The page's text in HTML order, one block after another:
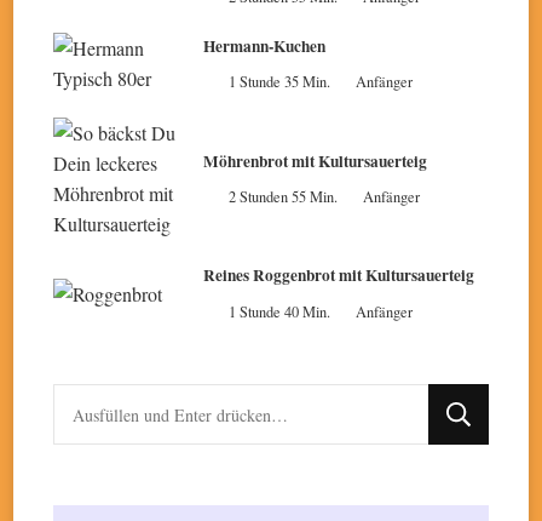
Hermann-Kuchen
1 Stunde 35 Min. Anfänger
Möhrenbrot mit Kultursauerteig
2 Stunden 55 Min. Anfänger
Reines Roggenbrot mit Kultursauerteig
1 Stunde 40 Min. Anfänger
Suchst
du
etwas?